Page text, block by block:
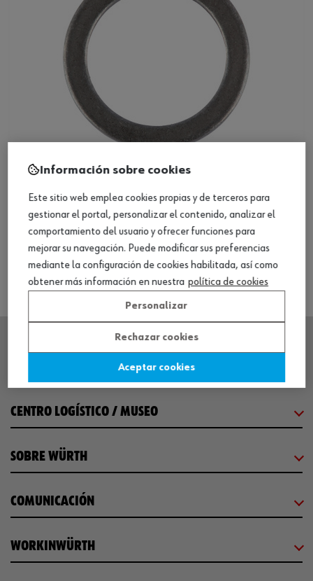
DIN 988, acero, común
Ver producto
CENTRO LOGÍSTICO / MUSEO
SOBRE WÜRTH
COMUNICACIÓN
WORKINWÜRTH
Información sobre cookies
Este sitio web emplea cookies propias y de terceros para
gestionar el portal, personalizar el contenido, analizar el
comportamiento del usuario y ofrecer funciones para
mejorar su navegación. Puede modificar sus preferencias
mediante la configuración de cookies habilitada, así como
obtener más información en nuestra política de cookies
Personalizar
Rechazar cookies
Aceptar cookies